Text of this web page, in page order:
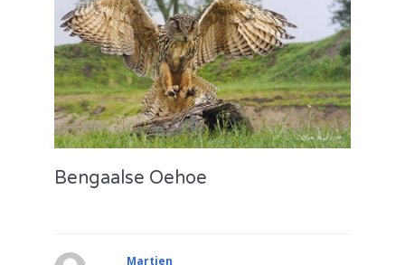
Bengaalse Oehoe
Martien